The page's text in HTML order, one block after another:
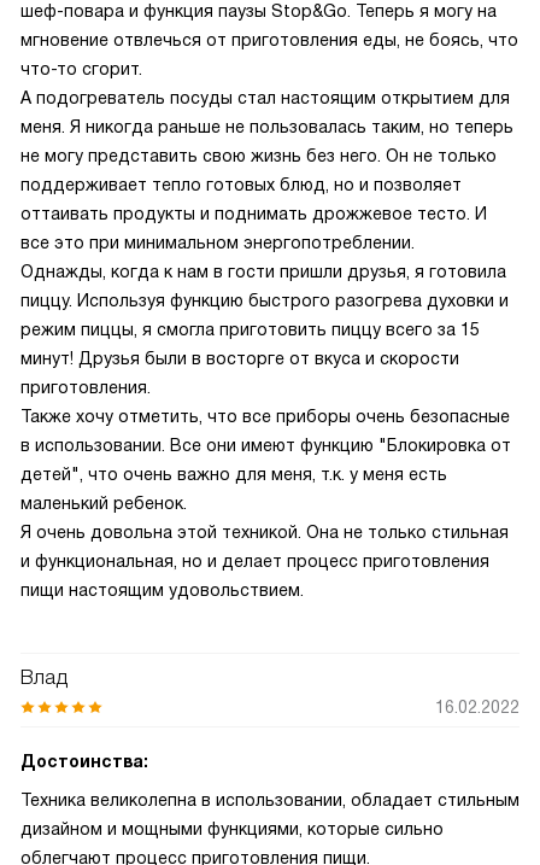
шеф-повара и функция паузы Stop&Go. Теперь я могу на
мгновение отвлечься от приготовления еды, не боясь, что
что-то сгорит.
А подогреватель посуды стал настоящим открытием для
меня. Я никогда раньше не пользовалась таким, но теперь
не могу представить свою жизнь без него. Он не только
поддерживает тепло готовых блюд, но и позволяет
оттаивать продукты и поднимать дрожжевое тесто. И
все это при минимальном энергопотреблении.
Однажды, когда к нам в гости пришли друзья, я готовила
пиццу. Используя функцию быстрого разогрева духовки и
режим пиццы, я смогла приготовить пиццу всего за 15
минут! Друзья были в восторге от вкуса и скорости
приготовления.
Также хочу отметить, что все приборы очень безопасные
в использовании. Все они имеют функцию "Блокировка от
детей", что очень важно для меня, т.к. у меня есть
маленький ребенок.
Я очень довольна этой техникой. Она не только стильная
и функциональная, но и делает процесс приготовления
пищи настоящим удовольствием.
Влад
16.02.2022
Достоинства:
Техника великолепна в использовании, обладает стильным
дизайном и мощными функциями, которые сильно
облегчают процесс приготовления пищи.